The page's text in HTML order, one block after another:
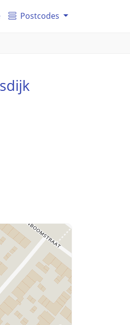
Postcodes